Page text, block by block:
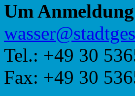
Um
@ressaw
Tel.: +49 30
Fax: +49 30